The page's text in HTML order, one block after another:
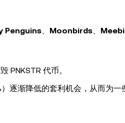
Penguins、 Moonbirds、
PNKSTR 代币。
逐渐降低的套利机会，从而为一